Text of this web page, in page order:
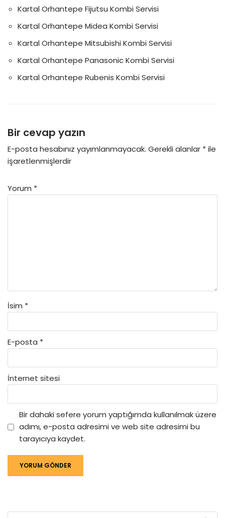
Kartal Orhantepe Fijutsu Kombi Servisi
Kartal Orhantepe Midea Kombi Servisi
Kartal Orhantepe Mitsubishi Kombi Servisi
Kartal Orhantepe Panasonic Kombi Servisi
Kartal Orhantepe Rubenis Kombi Servisi
Bir cevap yazın
E-posta hesabınız yayımlanmayacak. Gerekli alanlar *ile
işaretlenmişlerdir
Yorum *
İsim *
E-posta *
İnternet sitesi
Bir dahaki sefere yorum yaptığımda kullanılmak üzere
adımı, e-posta adresimi ve web site adresimi bu
tarayıcıya kaydet.